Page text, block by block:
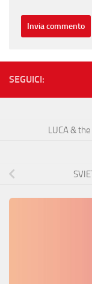
SEGUICI:
LUCA &